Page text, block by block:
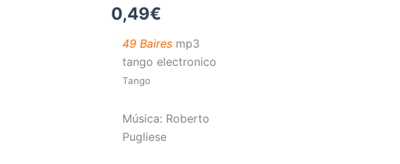
0,49€
49 Bairesmp3
tango electronico
Tango
Música: Roberto
Pugliese
mp3
Tango
cantidad